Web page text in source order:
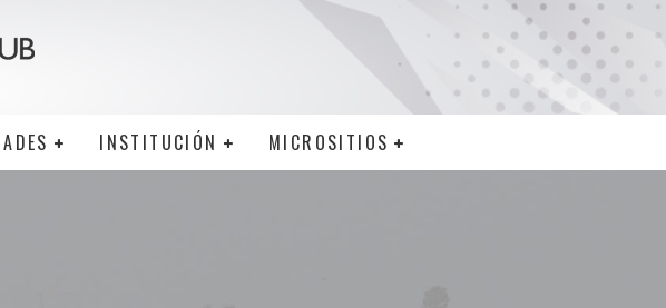
INSTITUCIÓN MICROSITIOS